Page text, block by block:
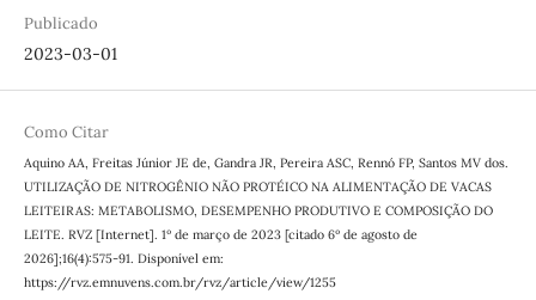
Publicado
2023-03-01
Como Citar
Aquino AA, Freitas Júnior JE de, Gandra JR, Pereira ASC, Rennó FP, Santos MV dos.
UTILIZAÇÃO DE NITROGÊNIO NÃO PROTÉICO NA ALIMENTAÇÃO DE VACAS
LEITEIRAS: METABOLISMO, DESEMPENHO PRODUTIVO E COMPOSIÇÃO DO
LEITE. RVZ [Internet]. 1º de março de 2023 [citado 6º de agosto de
2026];16(4):575-91. Disponível em:
https://rvz.emnuvens.com.br/rvz/article/view/1255